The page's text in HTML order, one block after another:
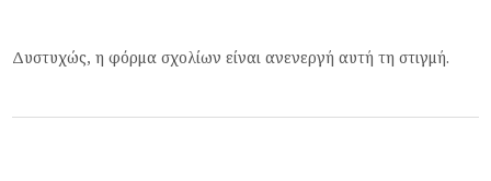
Δυστυχώς, η φόρμα σχολίων είναι ανενεργή αυτή τη στιγμή.